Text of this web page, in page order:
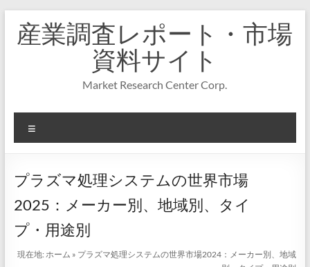
キ
プ
産業調査レポート・市場
資料サイト
Market Research Center Corp.
ニ
ー
プラズマ処理システムの世界市場
2025：メーカー別、地域別、タイ
プ・用途別
現在地:ホーム » プラズマ処理システムの世界市場2024：メーカー別、地域